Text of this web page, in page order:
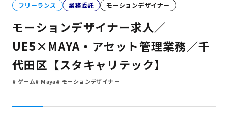
フリーランス 業務委託 モーションデザイナー
モーションデザイナー求人／
UE5×MAYA・アセット管理業務／千
代田区【スタキャリテック】
ゲーム Maya モーションデザイナー